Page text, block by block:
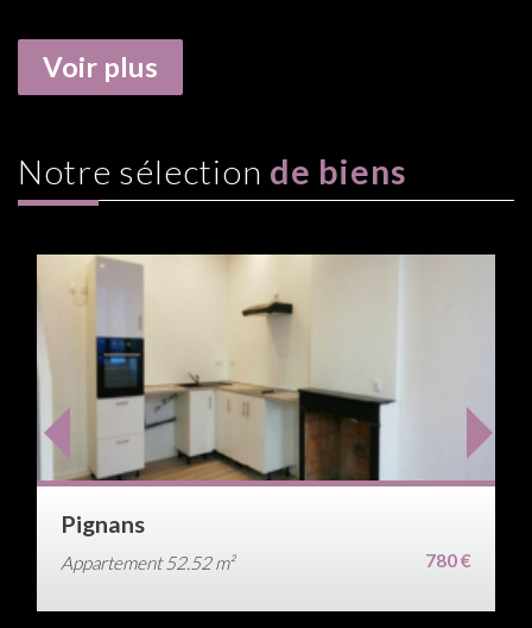
Voir plus
Notre sélection de biens
Pignans
Appartement 52.52 m² 780 €